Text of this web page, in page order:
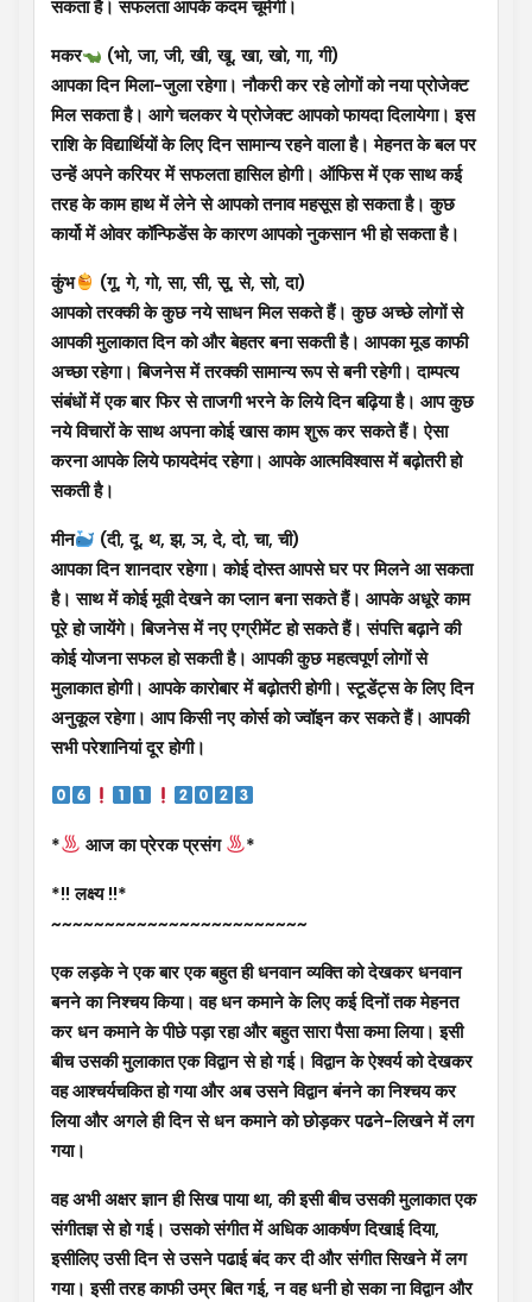
सकता है। सफलता आपके कदम चूमेगी।
मकर
(भो, जा, जी, खी, खू, खा, खो, गा, गी)
आपका दिन मिला-जुला रहेगा। नौकरी कर रहे लोगों को नया प्रोजेक्ट
मिल सकता है। आगे चलकर ये प्रोजेक्ट आपको फायदा दिलायेगा। इस
राशि के विद्यार्थियों के लिए दिन सामान्य रहने वाला है। मेहनत के बल पर
उन्हें अपने करियर में सफलता हासिल होगी। ऑफिस में एक साथ कई
तरह के काम हाथ में लेने से आपको तनाव महसूस हो सकता है। कुछ
कार्यो में ओवर कॉन्फिडेंस के कारण आपको नुकसान भी हो सकता है।
कुंभ
(गू, गे, गो, सा, सी, सू, से, सो, दा)
आपको तरक्की के कुछ नये साधन मिल सकते हैं। कुछ अच्छे लोगों से
आपकी मुलाकात दिन को और बेहतर बना सकती है। आपका मूड काफी
अच्छा रहेगा। बिजनेस में तरक्की सामान्य रूप से बनी रहेगी। दाम्पत्य
संबंधों में एक बार फिर से ताजगी भरने के लिये दिन बढ़िया है। आप कुछ
नये विचारों के साथ अपना कोई खास काम शुरू कर सकते हैं। ऐसा
करना आपके लिये फायदेमंद रहेगा। आपके आत्मविश्वास में बढ़ोतरी हो
सकती है।
मीन
(दी, दू, थ, झ, ञ, दे, दो, चा, ची)
आपका दिन शानदार रहेगा। कोई दोस्त आपसे घर पर मिलने आ सकता
है। साथ में कोई मूवी देखने का प्लान बना सकते हैं। आपके अधूरे काम
पूरे हो जायेंगे। बिजनेस में नए एग्रीमेंट हो सकते हैं। संपत्ति बढ़ाने की
कोई योजना सफल हो सकती है। आपकी कुछ महत्वपूर्ण लोगों से
मुलाकात होगी। आपके कारोबार में बढ़ोतरी होगी। स्टूडेंट्स के लिए दिन
अनुकूल रहेगा। आप किसी नए कोर्स को ज्वॉइन कर सकते हैं। आपकी
सभी परेशानियां दूर होगी।
* आज का प्रेरक प्रसंग *
*!! लक्ष्य !!*
~~~~~~~~~~~~~~~~~~~~~~~~
एक लड़के ने एक बार एक बहुत ही धनवान व्यक्ति को देखकर धनवान
बनने का निश्चय किया। वह धन कमाने के लिए कई दिनों तक मेहनत
कर धन कमाने के पीछे पड़ा रहा और बहुत सारा पैसा कमा लिया। इसी
बीच उसकी मुलाकात एक विद्वान से हो गई। विद्वान के ऐश्वर्य को देखकर
वह आश्चर्यचकित हो गया और अब उसने विद्वान बंनने का निश्चय कर
लिया और अगले ही दिन से धन कमाने को छोड़कर पढने-लिखने में लग
गया।
वह अभी अक्षर ज्ञान ही सिख पाया था, की इसी बीच उसकी मुलाकात एक
संगीतज्ञ से हो गई। उसको संगीत में अधिक आकर्षण दिखाई दिया,
इसीलिए उसी दिन से उसने पढाई बंद कर दी और संगीत सिखने में लग
गया। इसी तरह काफी उम्र बित गई, न वह धनी हो सका ना विद्वान और